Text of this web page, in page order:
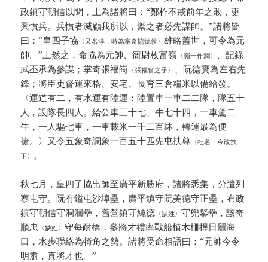
政鎮守朝信以聞，上為諸將曰：“鄭柞不戒前年之敗，更
興憤兵。兵憤者滅顧我所以，禦之者必先謀帥。”諸將皆
曰：“皇四子協 〈又名淳，時為掌奇協德侯〉雄略蓋世，可令為元
帥。”上然之，命協為元帥、衙尉枚富嶺 〈嶺一作潤〉
、記錄
武丕承為參謀；掌奇張福崗 〈張福奮之子〉
、阮德寶為左右先
鋒；將臣吏督運來格、安宅、長育三倉糧米以備給發。
〈運道有二，有水運有陸運：陸置車一車二二隊，隊五十
人，設隊長四人。給公車三十七、牛七十四，一車駕二
牛，一人驅七車，一車載米一千二百鉢，轉運最為便
捷。〉又令五象奇調象一百五十匹先屯扶尊 〈社名，今改扶
正〉 。
秋七月，皇四子協出師至廣平新勝府，諸將悉集，分遣列
寨屯守。阮有鎰屯沙埠壘，廣平鎮守阮美德守正壘，布政
鎮守朝信守洞洄壘，舊營鎮守純德 〈缺姓〉守兜鍪壘，該奇
順忠 〈缺姓〉守每耐橋，參將才禮率戰船植木柵捍日麗海
口，水步聯絡為犄角之勢。諸將受命相語曰：“元帥今令
明肅，真將才也。”